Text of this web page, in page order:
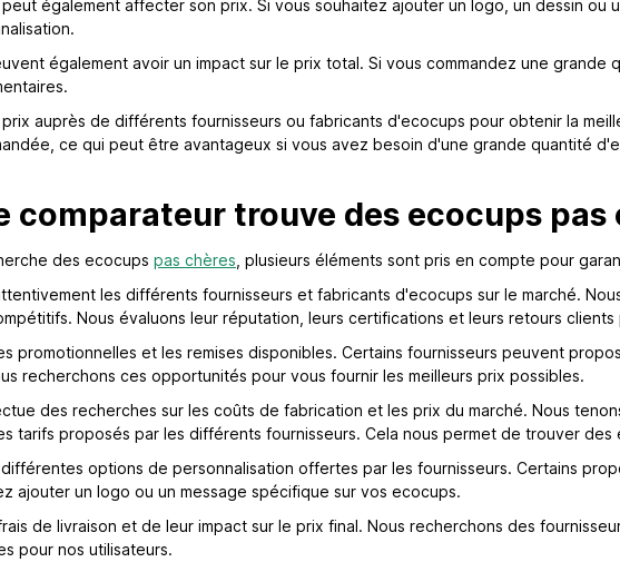
également affecter son prix. Si vous souhaitez ajouter un logo, un dessin
également avoir un impact sur le prix total. Si vous commandez une
auprès de différents fournisseurs ou fabricants d'ecocups pour obtenir la
ce qui peut être avantageux si vous avez besoin d'une grande quantité
comparateur trouve des ecocups pas
des ecocups pas chères , plusieurs éléments sont pris en compte pour
les différents fournisseurs et fabricants d'ecocups sur le marché.
Nous évaluons leur réputation, leurs certifications et leurs retours
promotionnelles et les remises disponibles. Certains fournisseurs peuvent
recherchons ces opportunités pour vous fournir les meilleurs prix possibles.
des recherches sur les coûts de fabrication et les prix du marché. Nous
tarifs proposés par les différents fournisseurs. Cela nous permet de trouver
options de personnalisation offertes par les fournisseurs. Certains
ajouter un logo ou un message spécifique sur vos ecocups.
de livraison et de leur impact sur le prix final. Nous recherchons des
pour nos utilisateurs.